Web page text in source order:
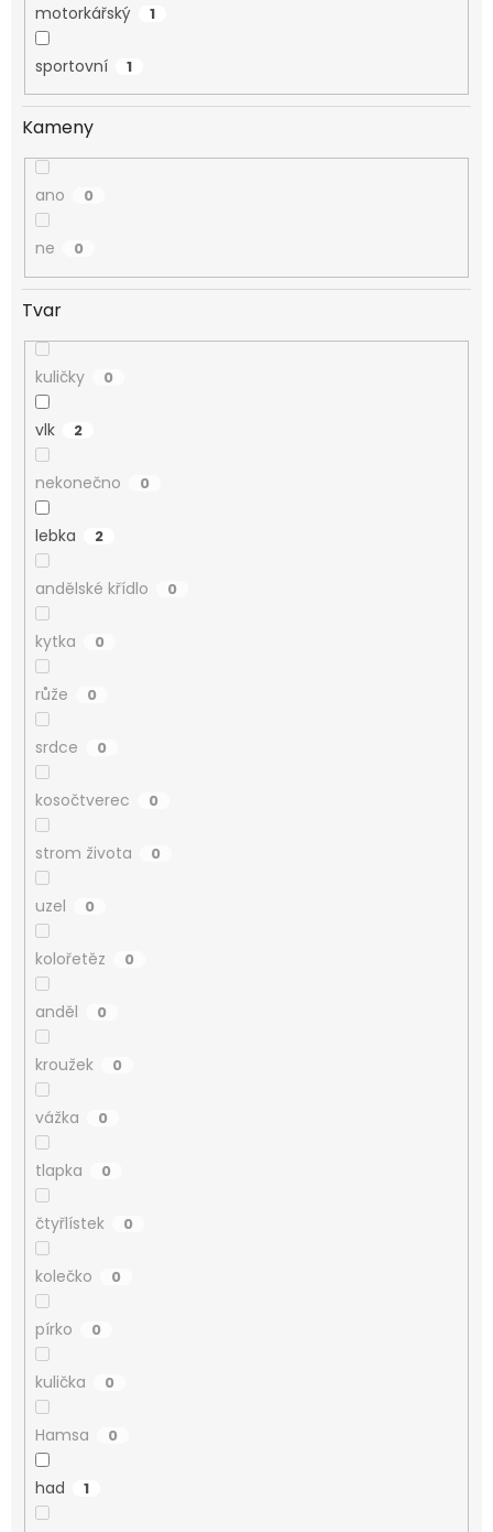
motorkářský 1
sportovní 1
Kameny
ano 0
ne 0
Tvar
kuličky 0
vlk 2
nekonečno 0
lebka 2
andělské křídlo 0
kytka 0
růže 0
srdce 0
kosočtverec 0
strom života 0
uzel 0
kolořetěz 0
anděl 0
kroužek 0
vážka 0
tlapka 0
čtyřlístek 0
kolečko 0
pírko 0
kulička 0
Hamsa 0
had 1